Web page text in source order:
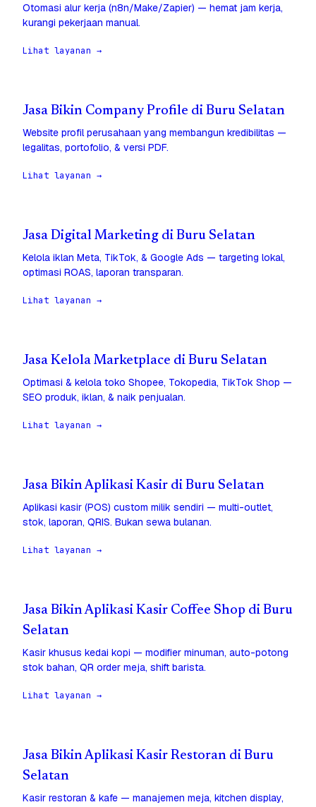
Otomasi alur kerja (n8n/Make/Zapier) — hemat jam kerja,
kurangi pekerjaan manual.
Lihat layanan →
Jasa Bikin Company Profile di Buru Selatan
Website profil perusahaan yang membangun kredibilitas —
legalitas, portofolio, & versi PDF.
Lihat layanan →
Jasa Digital Marketing di Buru Selatan
Kelola iklan Meta, TikTok, & Google Ads — targeting lokal,
optimasi ROAS, laporan transparan.
Lihat layanan →
Jasa Kelola Marketplace di Buru Selatan
Optimasi & kelola toko Shopee, Tokopedia, TikTok Shop —
SEO produk, iklan, & naik penjualan.
Lihat layanan →
Jasa Bikin Aplikasi Kasir di Buru Selatan
Aplikasi kasir (POS) custom milik sendiri — multi-outlet,
stok, laporan, QRIS. Bukan sewa bulanan.
Lihat layanan →
Jasa Bikin Aplikasi Kasir Coffee Shop di Buru
Selatan
Kasir khusus kedai kopi — modifier minuman, auto-potong
stok bahan, QR order meja, shift barista.
Lihat layanan →
Jasa Bikin Aplikasi Kasir Restoran di Buru
Selatan
Kasir restoran & kafe — manajemen meja, kitchen display,